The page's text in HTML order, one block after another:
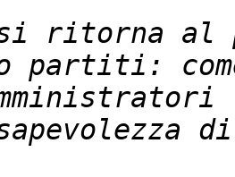
partiti: